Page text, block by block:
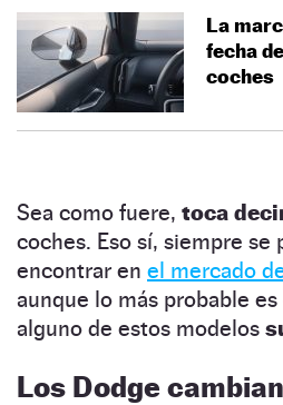
La
fecha
coches
Sea como fuere, toca
coches. Eso sí, siempre se
encontrar en el mercado
aunque lo más probable es
alguno de estos modelos
Los Dodge